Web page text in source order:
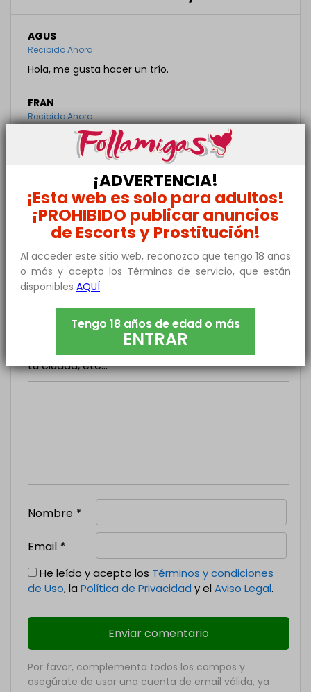
AGUS
Recibido Ahora
Hola, me gusta hacer un trío.
FRAN
Recibido Ahora
Hola soy Fran tengo 22 años y me gustaría
participar en un trio soy respetuoso y muy discreto
Recibido Ahora
Hola soy mor kebe tengo 24años soy educado y
respetuoso discreto soy de África con buen rabo
Añade un poco de texto explicando que buscas,
tu ciudad, etc...
Nombre *
Email *
He leído y acepto los Términos y condiciones
de Uso, la Política de Privacidad y el Aviso Legal.
Por favor, complementa todos los campos y
asegúrate de usar una cuenta de email válida, ya
¡ADVERTENCIA!
¡Esta web es solo para adultos!
¡PROHIBIDO publicar anuncios
de Escorts y Prostitución!
Al acceder este sitio web, reconozco que tengo 18 años
o más y acepto los Términos de servicio, que están
disponibles AQUÍ
Tengo 18 años de edad o más
ENTRAR